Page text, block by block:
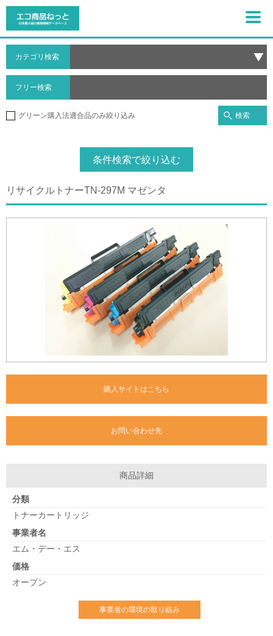
カテゴリ検索
フリー検索
グリーン購入法適合品のみ絞り込み 検索
条件検索で絞り込む
リサイクルトナーTN-297M マゼンタ
購入サイトはこちら
お問い合わせ先
商品詳細
分類
トナーカートリッジ
事業者名
エム・デー・エス
価格
オープン
事業者の環境の取り組み